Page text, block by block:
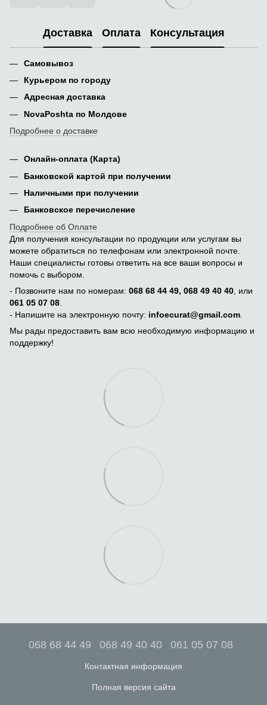
Доставка Оплата Консультация
Самовывоз
Курьером по городу
Адресная доставка
NovaPoshta по Молдове
Подробнее о доставке
Онлайн-оплата (Карта)
Банковской картой при получении
Наличными при получении
Банковское перечисление
Подробнее об Оплате
Для получения консультации по продукции или услугам вы
можете обратиться по телефонам или электронной почте.
Наши специалисты готовы ответить на все ваши вопросы и
помочь с выбором.
- Позвоните нам по номерам: 068 68 44 49, 068 49 40 40 , или
061 05 07 08
- Напишите на электронную почту: infoecurat@gmail.com
Мы рады предоставить вам всю необходимую информацию и
поддержку!
068 68 44 49 068 49 40 40 061 05 07 08
Контактная информация
Полная версия сайта